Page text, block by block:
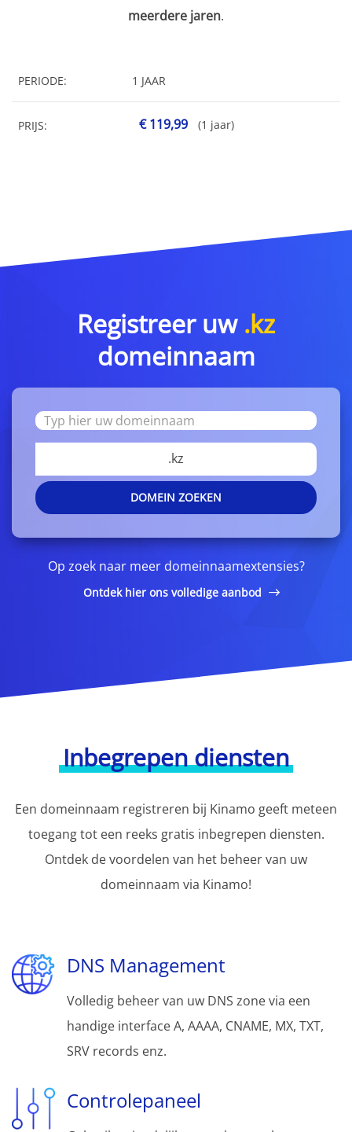
meerdere jaren.
PERIODE: 1 JAAR
PRIJS: € 119,99 (1 jaar)
Registreer uw .kz
domeinnaam
.kz
DOMEIN ZOEKEN
Op zoek naar meer domeinnaamextensies?
Ontdek hier ons volledige aanbod
Inbegrepen diensten
Een domeinnaam registreren bij Kinamo geeft meteen
toegang tot een reeks gratis inbegrepen diensten.
Ontdek de voordelen van het beheer van uw
domeinnaam via Kinamo!
DNS Management
Volledig beheer van uw DNS zone via een
handige interface A, AAAA, CNAME, MX, TXT,
SRV records enz.
Controlepaneel